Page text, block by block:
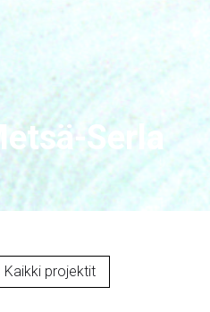
Serla
Kaikki projektit